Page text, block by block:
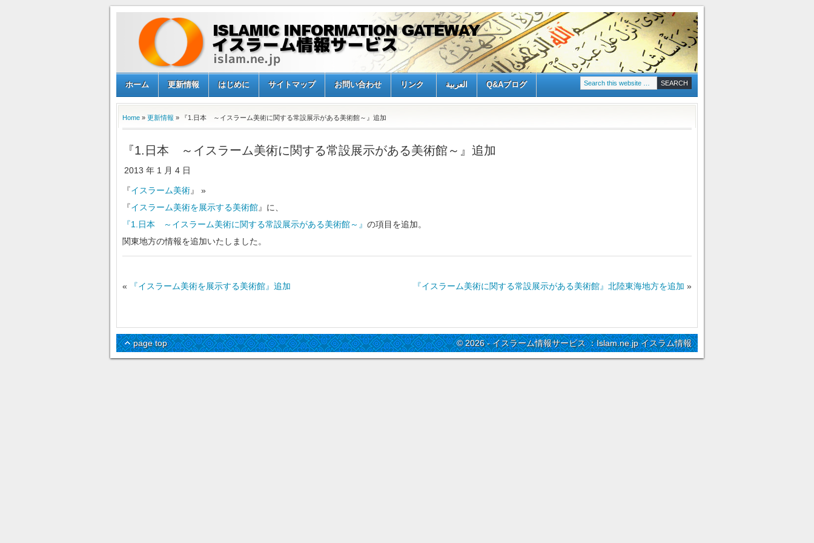
ホーム 更新情報 はじめに サイトマップ お問い合わせ リンク العربية Q&Aブログ
Home » 更新情報 » 『1.日本 ～イスラーム美術に関する常設展示がある美術館～』追加
『1.日本 ～イスラーム美術に関する常設展示がある美術館～』追加
2013 年 1 月 4 日
『イスラーム美術』 »
『イスラーム美術を展示する美術館』に、
『1.日本 ～イスラーム美術に関する常設展示がある美術館～』 の項目を追加。
関東地方の情報を追加いたしました。
« 『イスラーム美術を展示する美術館』追加 『イスラーム美術に関する常設展示がある美術館』北陸東海地方を追加 »
page top © 2026 - イスラーム情報サービス ：Islam.ne.jp イスラム情報